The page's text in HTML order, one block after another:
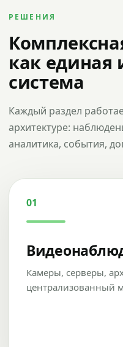
РЕШЕНИЯ
как единая
система
Каждый раздел
архитектуре:
аналитика, события,
01
Камеры, серверы,
централизованный